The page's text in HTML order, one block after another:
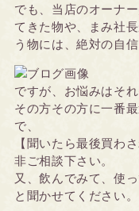
でも、当店のオーナ
てきた物や、まみ社
う物には、絶対の自
ですが、お悩みはそ
その方その方に一番
で、
【聞いたら最後買わ
非ご相談下さい。
又、飲んでみて、使
と聞かせてください。